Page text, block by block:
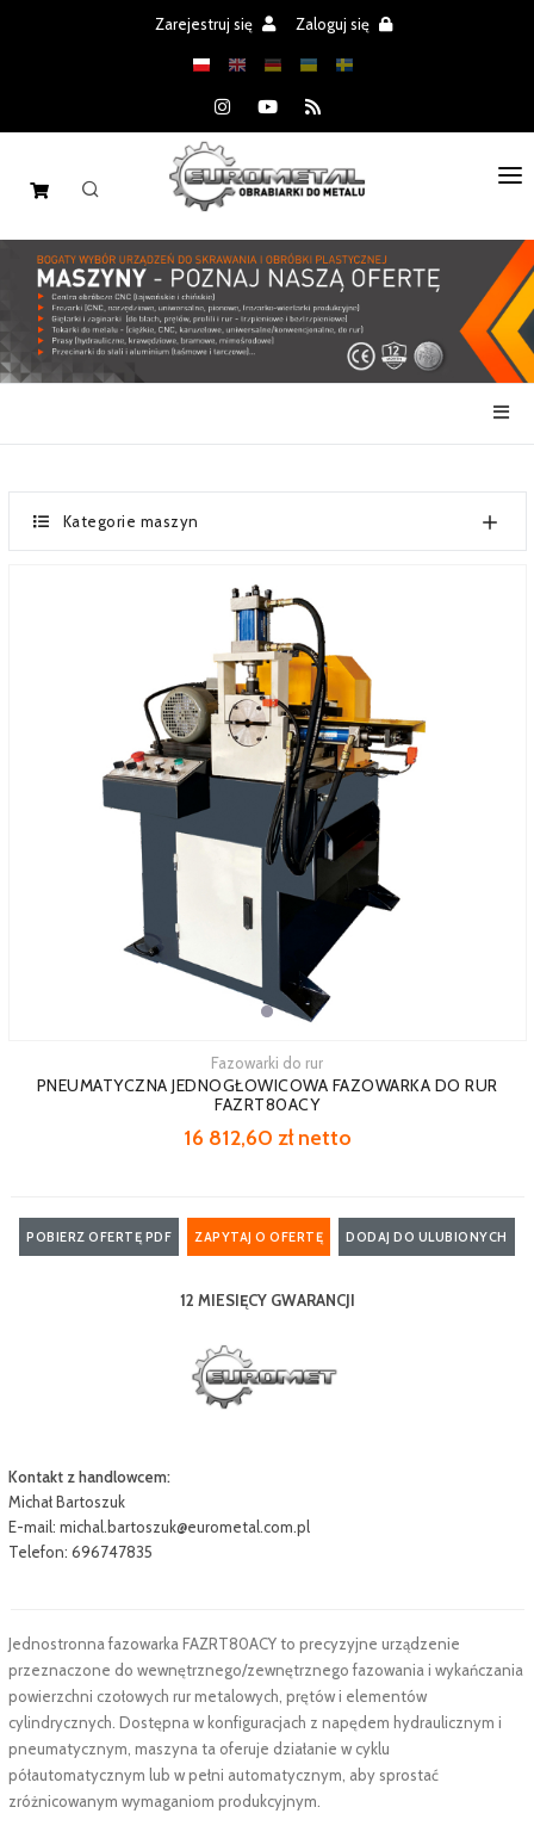
Zarejestruj się Zaloguj się
STRONA GŁÓWNA
MASZYNY
CZĘŚCI
SERWIS
Kategorie maszyn
Fazowarki do rur
PNEUMATYCZNA JEDNOGŁOWICOWA FAZOWARKA DO RUR
FAZRT80ACY
16 812,60 zł netto
POBIERZ OFERTĘ PDF ZAPYTAJ O OFERTĘ DODAJ DO ULUBIONYCH
12 MIESIĘCY GWARANCJI
Kontakt z handlowcem:
Michał Bartoszuk
E-mail: michal.bartoszuk@eurometal.com.pl
Telefon: 696747835
Jednostronna fazowarka FAZRT80ACY to precyzyjne urządzenie
przeznaczone do wewnętrznego/zewnętrznego fazowania i wykańczania
powierzchni czołowych rur metalowych, prętów i elementów
cylindrycznych. Dostępna w konfiguracjach z napędem hydraulicznym i
pneumatycznym, maszyna ta oferuje działanie w cyklu
półautomatycznym lub w pełni automatycznym, aby sprostać
zróżnicowanym wymaganiom produkcyjnym.